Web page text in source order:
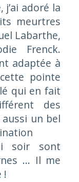
adoré la
meurtres
Labarthe,
Frenck.
adaptée à
pointe
qui en fait
des
aussi un bel
soir sont
… Il me
!